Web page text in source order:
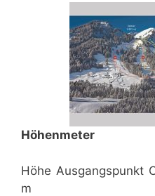
Höhenmeter
Höhe Ausgangspunkt
m